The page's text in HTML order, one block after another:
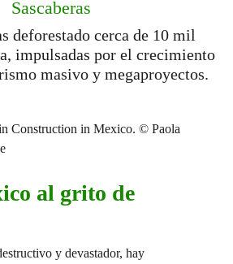
Sascaberas
deforestado cerca de 10 mil
impulsadas por el crecimiento
masivo y megaproyectos.
al grito de
y devastador, hay